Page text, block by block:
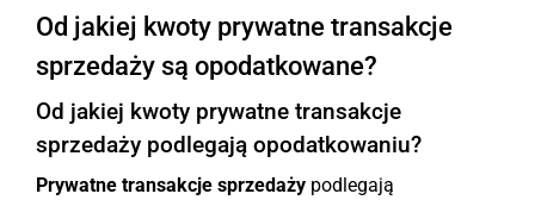
Od jakiej kwoty prywatne transakcje
sprzedaży są opodatkowane?
Od jakiej kwoty prywatne transakcje
sprzedaży podlegają opodatkowaniu?
Prywatne transakcje sprzedaży podlegają